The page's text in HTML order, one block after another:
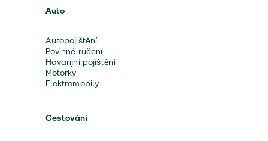
Auto
Autopojištění
Povinné ručení
Havarijní pojištění
Motorky
Elektromobily
Cestování